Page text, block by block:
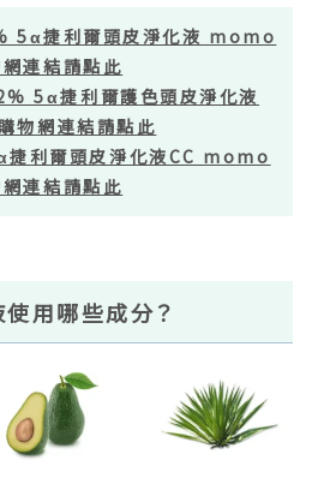
5α捷利爾頭皮淨化液 momo
連結請點此
5α捷利爾護色頭皮淨化液
物網連結請點此
利爾頭皮淨化液CC momo
連結請點此
用哪些成分？